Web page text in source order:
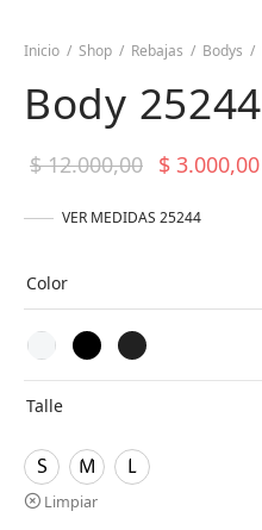
Inicio / Shop / Rebajas / Bodys /
Body 25244
$12.000,00 El precio
era:
$ 3.000,00
VER MEDIDAS 25244
Color
Talle
S M L
Limpiar